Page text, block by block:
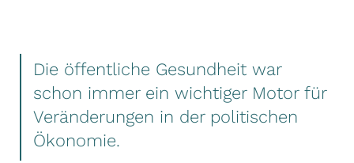
Die öffentliche Gesundheit war
schon immer ein wichtiger Motor für
Veränderungen in der politischen
Ökonomie.